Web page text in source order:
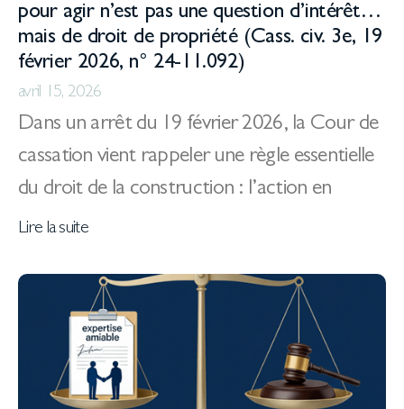
pour agir n’est pas une question d’intérêt…
mais de droit de propriété (Cass. civ. 3e, 19
février 2026, n° 24-11.092)
avril 15, 2026
Dans un arrêt du 19 février 2026, la Cour de
cassation vient rappeler une règle essentielle
du droit de la construction : l’action en
Lire la suite